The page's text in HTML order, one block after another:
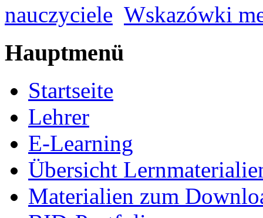
nauczyciele Wskazówki
Hauptmenü
Startseite
Lehrer
E-Learning
Übersicht
Materialien zum